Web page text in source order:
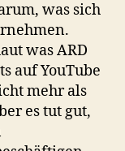
was sich
was ARD
auf YouTube
mehr als
es tut gut,